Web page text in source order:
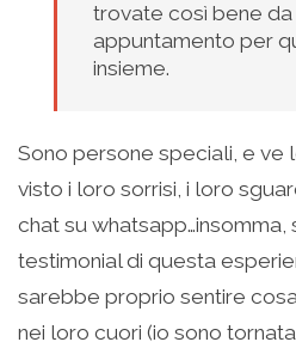
trovate così bene da
appuntamento per
insieme.
Sono persone speciali, e ve
visto i loro sorrisi, i loro
chat su whatsapp…insomma,
testimonial di questa
sarebbe proprio sentire
nei loro cuori (io sono